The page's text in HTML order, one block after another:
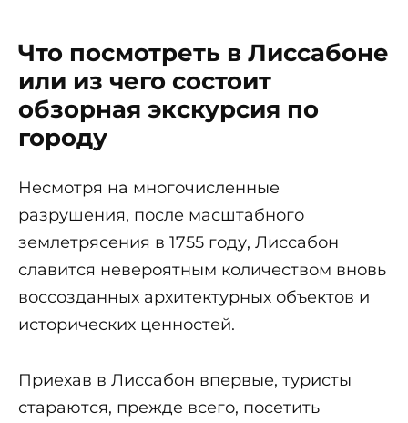
Что посмотреть в Лиссабоне
или из чего состоит
обзорная экскурсия по
городу
Несмотря на многочисленные
разрушения, после масштабного
землетрясения в 1755 году, Лиссабон
славится невероятным количеством вновь
воссозданных архитектурных объектов и
исторических ценностей.
Приехав в Лиссабон впервые, туристы
стараются, прежде всего, посетить